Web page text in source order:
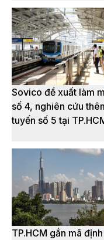
Sovico đề xuất làm
số 4, nghiên cứu
tuyến số 5 tại
TP.HCM gắn mã